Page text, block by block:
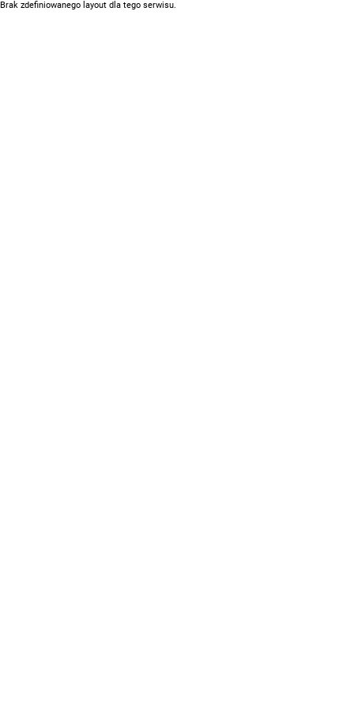
Brak zdefiniowanego layout dla tego serwisu.